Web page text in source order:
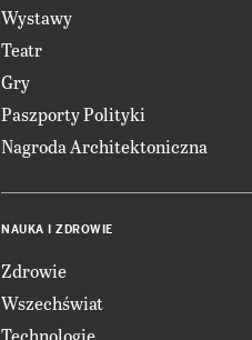
Wystawy
Teatr
Gry
Paszporty Polityki
Nagroda Architektoniczna
NAUKA I ZDROWIE
Zdrowie
Wszechświat